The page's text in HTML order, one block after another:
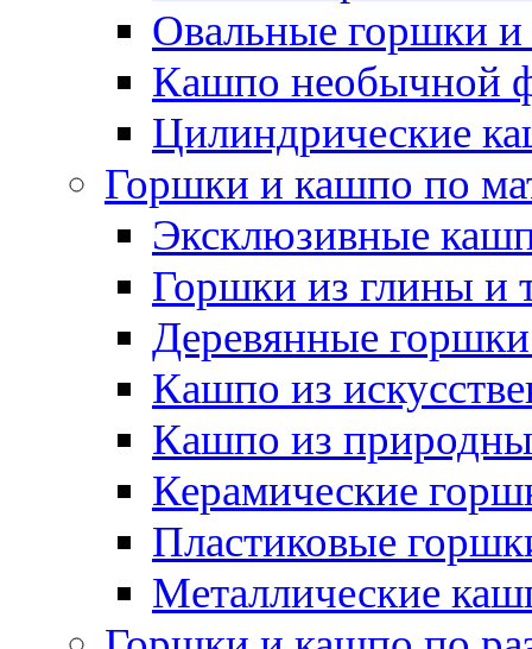
Овальные горшки
Кашпо необычной
Цилиндрические
Горшки и кашпо по
Эксклюзивные
Горшки из глины и
Деревянные
Кашпо из
Кашпо из
Керамические
Пластиковые
Металлические